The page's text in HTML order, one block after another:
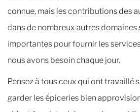
connue, mais les contributions des
dans de nombreux autres domaines
importantes pour fournir les
nous avons besoin chaque jour.
Pensez à tous ceux qui ont travaillé
garder les épiceries bien